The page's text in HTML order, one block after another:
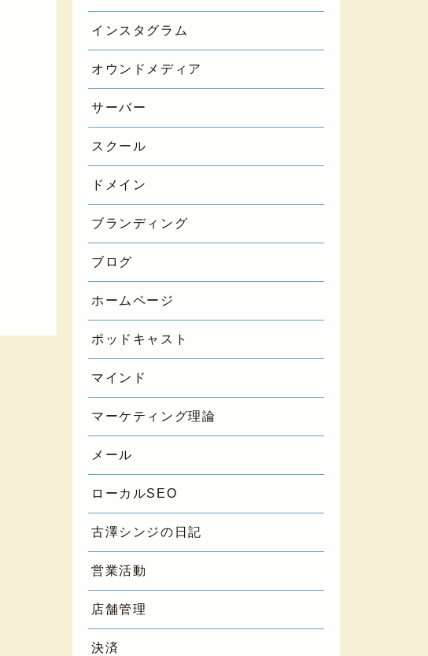
インスタグラム
オウンドメディア
サーバー
スクール
ドメイン
ブランディング
ブログ
ホームページ
ポッドキャスト
マインド
マーケティング理論
メール
ローカルSEO
古澤シンジの日記
営業活動
店舗管理
決済